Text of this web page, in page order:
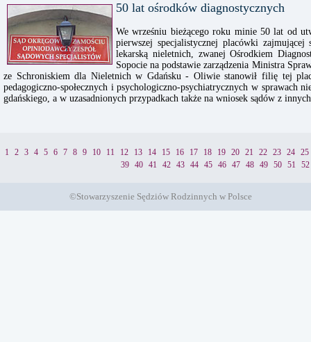
50 lat ośrodków diagnostycznych
We wrześniu bieżącego roku minie 50 lat od
pierwszej specjalistycznej placówki zajmującej
lekarską nieletnich, zwanej Ośrodkiem
Sopocie na podstawie zarządzenia Ministra
ze Schroniskiem dla Nieletnich w Gdańsku - Oliwie stanowił filię tej
pedagogiczno-społecznych i psychologiczno-psychiatrycznych w sprawach
gdańskiego, a w uzasadnionych przypadkach także na wniosek sądów z
1 2 3 4 5 6 7 8 9 10 11 12 13 14 15 16 17 18 19 20 21 22 23 24
25
39
40 41 42 43 44 45 46 47 48 49 50 51 52
©Stowarzyszenie Sędziów Rodzinnych w Polsce